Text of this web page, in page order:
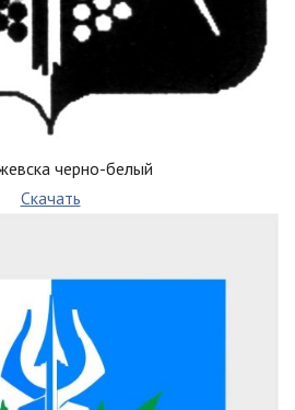
черно-белый
Скачать